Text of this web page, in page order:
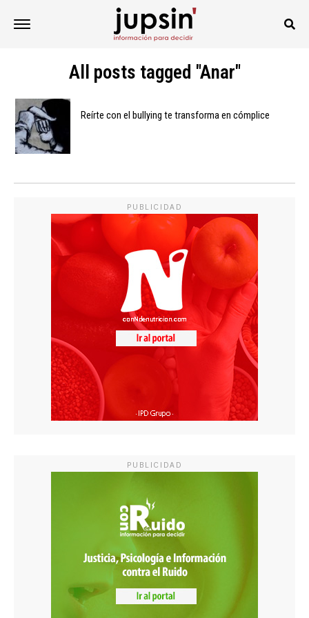
All posts tagged "Anar"
Reírte con el bullying te transforma en cómplice
PUBLICIDAD
PUBLICIDAD